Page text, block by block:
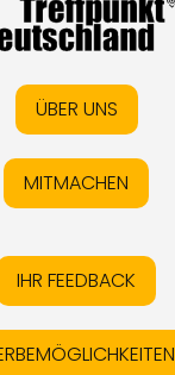
ÜBER UNS
MITMACHEN
IHR FEEDBACK